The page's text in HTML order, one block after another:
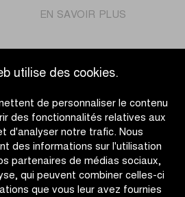
utilise des cookies.
de personnaliser le contenu
des fonctionnalités relatives aux
d'analyser notre trafic. Nous
des informations sur l'utilisation
partenaires de médias sociaux,
qui peuvent combiner celles-ci
que vous leur avez fournies
EN SAVOIR PLUS
lors
du
Circuit
le
Nieuwsblad
U23